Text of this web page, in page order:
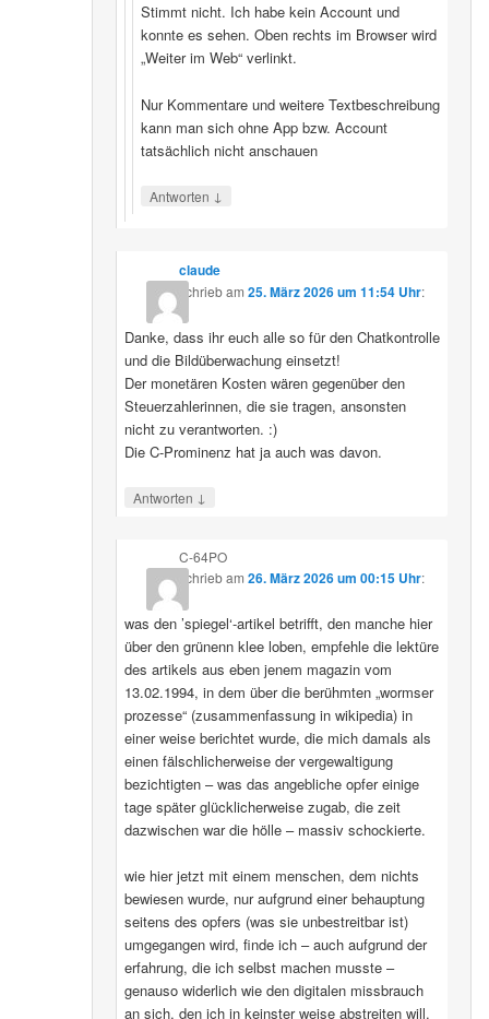
Stimmt nicht. Ich habe kein Account und
konnte es sehen. Oben rechts im Browser wird
„Weiter im Web“ verlinkt.
Nur Kommentare und weitere Textbeschreibung
kann man sich ohne App bzw. Account
tatsächlich nicht anschauen
Antworten ↓
claude
schriebam 25. März 2026 um 11:54 Uhr:
Danke, dass ihr euch alle so für den Chatkontrolle
und die Bildüberwachung einsetzt!
Der monetären Kosten wären gegenüber den
Steuerzahlerinnen, die sie tragen, ansonsten
nicht zu verantworten. :)
Die C-Prominenz hat ja auch was davon.
Antworten ↓
C-64PO
schriebam 26. März 2026 um 00:15 Uhr:
was den ’spiegel‘-artikel betrifft, den manche hier
über den grünenn klee loben, empfehle die lektüre
des artikels aus eben jenem magazin vom
13.02.1994, in dem über die berühmten „wormser
prozesse“ (zusammenfassung in wikipedia) in
einer weise berichtet wurde, die mich damals als
einen fälschlicherweise der vergewaltigung
bezichtigten – was das angebliche opfer einige
tage später glücklicherweise zugab, die zeit
dazwischen war die hölle – massiv schockierte.
wie hier jetzt mit einem menschen, dem nichts
bewiesen wurde, nur aufgrund einer behauptung
seitens des opfers (was sie unbestreitbar ist)
umgegangen wird, finde ich – auch aufgrund der
erfahrung, die ich selbst machen musste –
genauso widerlich wie den digitalen missbrauch
an sich, den ich in keinster weise abstreiten will.